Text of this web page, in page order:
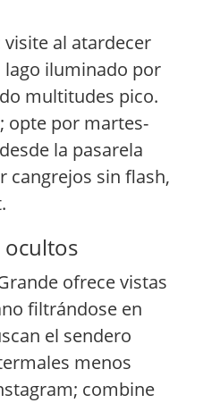
al atardecer
iluminado por
multitudes pico.
opte por martes-
la pasarela
cangrejos sin flash,
ocultos
ofrece vistas
filtrándose en
el sendero
menos
combine